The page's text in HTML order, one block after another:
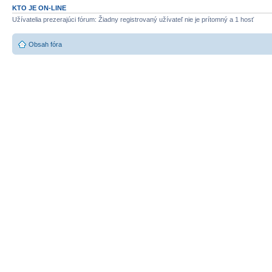
KTO JE ON-LINE
Užívatelia prezerajúci fórum: Žiadny registrovaný užívateľ nie je prítomný a 1 hosť
Obsah fóra